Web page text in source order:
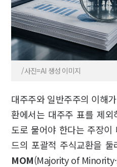
/사진=AI 생성 이미지
대주주와 일반주주의 이해
환에서는 대주주 표를 제
도로 물어야 한다는 주장이
드의 포괄적 주식교환을
MOM(Majority of